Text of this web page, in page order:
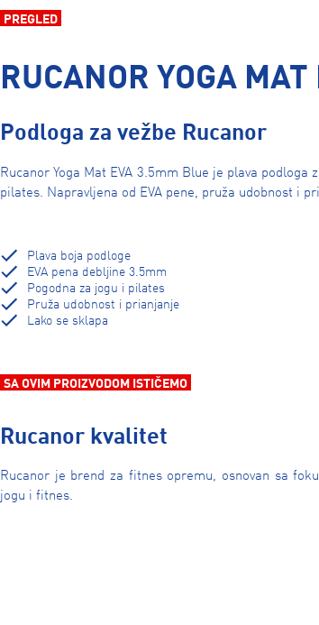
PREGLED
RUCANOR YOGA
Podloga za vežbe Rucanor
Rucanor Yoga Mat EVA 3.5mm Blue je plava
pilates. Napravljena od EVA pene, pruža udobnost i
Plava boja podloge
EVA pena debljine 3.5mm
Pogodna za jogu i pilates
Pruža udobnost i prianjanje
Lako se sklapa
SA OVIM PROIZVODOM ISTIČEMO
Rucanor kvalitet
Rucanor je brend za fitnes opremu, osnovan sa
jogu i fitnes.